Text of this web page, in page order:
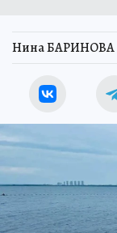
Нина БАРИНОВА